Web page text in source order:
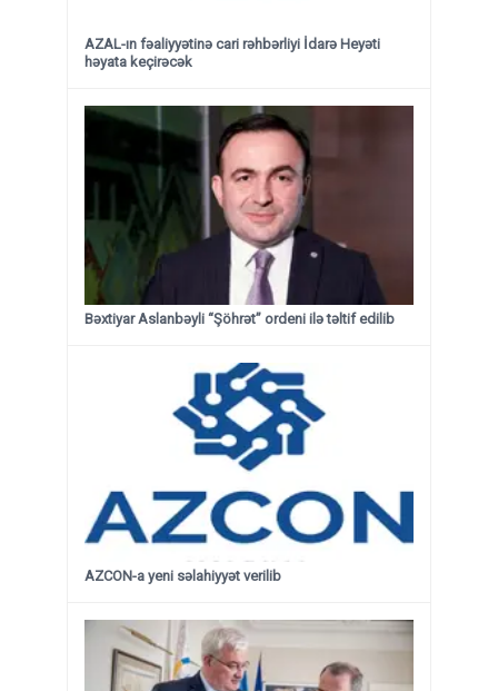
AZAL-ın fəaliyyətinə cari rəhbərliyi İdarə Heyəti
həyata keçirəcək
Bəxtiyar Aslanbəyli “Şöhrət” ordeni ilə təltif edilib
AZCON-a yeni səlahiyyət verilib